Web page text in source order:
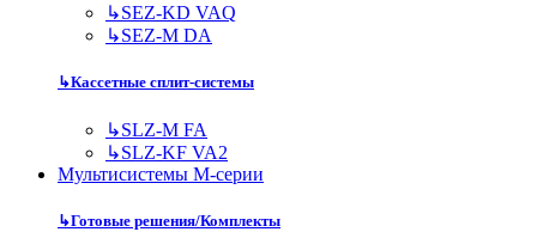
↳SEZ-KD VAQ
↳SEZ-M DA
↳Кассетные сплит-системы
↳SLZ-M FA
↳SLZ-KF VA2
Мультисистемы M-серии
↳Готовые решения/Комплекты